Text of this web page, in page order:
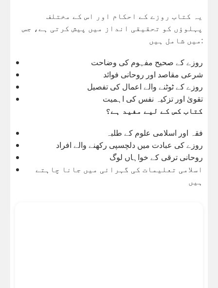
یہ کتاب روزے کے احکام اور اس کے مختلف
پہلوؤں کو تحقیقی انداز میں پیش کرتی ہے، جس
میں شامل ہیں:
روزے کے صحیح مفہوم کی وضاحت
شرعی مقاصد اور روحانی فوائد
روزے کے ٹوٹنے والے اعمال کی تفصیل
تقویٰ اور تزکیہ نفس کی اہمیت
کتاب کس کے لیے مفید ہے؟
فقہ اور اسلامی علوم کے طلبہ
روزے کی عبادت میں دلچسپی رکھنے والے افراد
روحانی ترقی کے خواہاں لوگ
اسلامی تعلیمات کی گہرائی میں جانا چاہتے
ہیں